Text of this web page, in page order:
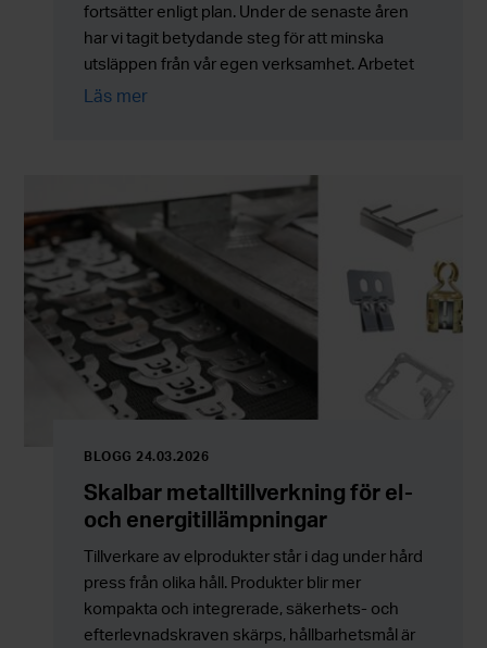
fortsätter enligt plan. Under de senaste åren
har vi tagit betydande steg för att minska
utsläppen från vår egen verksamhet. Arbetet
fortsätter nu med ökat fokus på nya lösningar,
Läs mer
BLOGG 24.03.2026
Skalbar metalltillverkning för el-
och energitillämpningar
Tillverkare av elprodukter står i dag under hård
press från olika håll. Produkter blir mer
kompakta och integrerade, säkerhets- och
efterlevnadskraven skärps, hållbarhetsmål är